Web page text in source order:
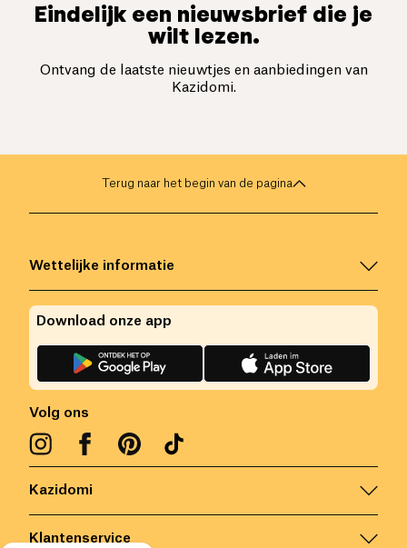
Eindelijk een nieuwsbrief die je
wilt lezen.
Ontvang de laatste nieuwtjes en aanbiedingen van
Kazidomi.
Terug naar het begin van de pagina
Kazidomi
Klantenservice
Wettelijke informatie
Volg ons
Download onze app